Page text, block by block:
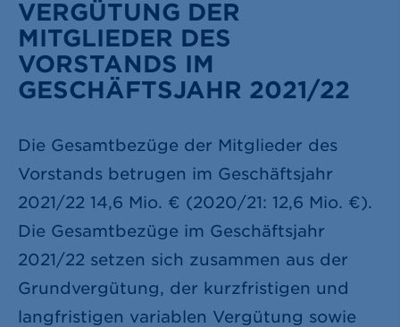
VERGÜTUNG DER
MITGLIEDER DES
VORSTANDS IM
GESCHÄFTSJAHR 2021/22
Die Gesamtbezüge der Mitglieder des
Vorstands betrugen im Geschäftsjahr
2021/22 14,6 Mio. € (2020/21: 12,6 Mio. €).
Die Gesamtbezüge im Geschäftsjahr
2021/22 setzen sich zusammen aus der
Grundvergütung, der kurzfristigen und
langfristigen variablen Vergütung sowie